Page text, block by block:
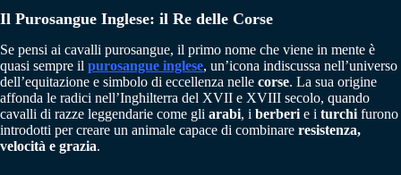
Il Purosangue Inglese: il Re delle Corse
Se pensi ai cavalli purosangue, il primo nome che viene in mente è
quasi sempre il purosangue inglese, un’icona indiscussa nell’universo
dell’equitazione e simbolo di eccellenza nelle corse. La sua origine
affonda le radici nell’Inghilterra del XVII e XVIII secolo, quando
cavalli di razze leggendarie come gli arabi, i berberie i turchifurono
introdotti per creare un animale capace di combinare resistenza,
velocità e grazia.